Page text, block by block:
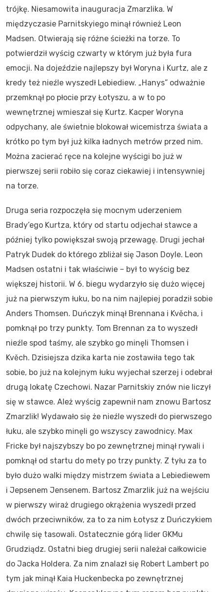
trójkę. Niesamowita inauguracja Zmarzlika. W
międzyczasie Parnitskyiego minął również Leon
Madsen. Otwierają się różne ścieżki na torze. To
potwierdził wyścig czwarty w którym już była fura
emocji. Na dojeździe najlepszy był Woryna i Kurtz, ale z
kredy też nieźle wyszedł Lebiediew. „Hanys” odważnie
przemknął po płocie przy Łotyszu, a w to po
wewnętrznej wmieszał się Kurtz. Kacper Woryna
odpychany, ale świetnie blokował wicemistrza świata a
krótko po tym był już kilka ładnych metrów przed nim.
Można zacierać ręce na kolejne wyścigi bo już w
pierwszej serii robiło się coraz ciekawiej i intensywniej
na torze.
Druga seria rozpoczęła się mocnym uderzeniem
Brady’ego Kurtza, który od startu odjechał stawce a
później tylko powiększał swoją przewagę. Drugi jechał
Patryk Dudek do którego zbliżał się Jason Doyle. Leon
Madsen ostatni i tak właściwie – był to wyścig bez
większej historii. W 6. biegu wydarzyło się dużo więcej
już na pierwszym łuku, bo na nim najlepiej poradził sobie
Anders Thomsen. Duńczyk minął Brennana i Kvěcha, i
pomknął po trzy punkty. Tom Brennan za to wyszedł
nieźle spod taśmy, ale szybko go minęli Thomsen i
Kvěch. Dzisiejsza dzika karta nie zostawiła tego tak
sobie, bo już na kolejnym łuku wyjechał szerzej i odebrał
drugą lokatę Czechowi. Nazar Parnitskiy znów nie liczył
się w stawce. Ależ wyścig zapewnił nam znowu Bartosz
Zmarzlik! Wydawało się że nieźle wyszedł do pierwszego
łuku, ale szybko minęli go wszyscy zawodnicy. Max
Fricke był najszybszy bo po zewnętrznej minął rywali i
pomknął od startu do mety po trzy punkty. Z tyłu za to
było dużo walki między mistrzem świata a Lebiediewem
i Jepsenem Jensenem. Bartosz Zmarzlik już na wejściu
w pierwszy wiraż drugiego okrążenia wyszedł przed
dwóch przeciwników, za to za nim Łotysz z Duńczykiem
chwilę się tasowali. Ostatecznie górą lider GKMu
Grudziądz. Ostatni bieg drugiej serii należał całkowicie
do Jacka Holdera. Za nim znalazł się Robert Lambert po
tym jak minął Kaia Huckenbecka po zewnętrznej